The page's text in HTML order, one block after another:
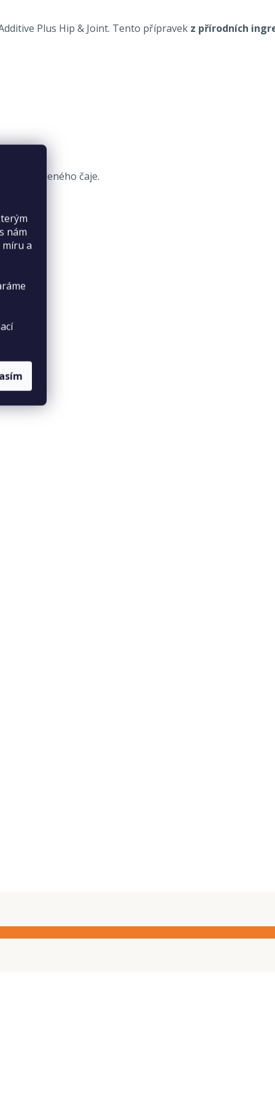
nám
a
Plus Hip & Joint. Tento přípravek z přírodních
lístků zeleného čaje.